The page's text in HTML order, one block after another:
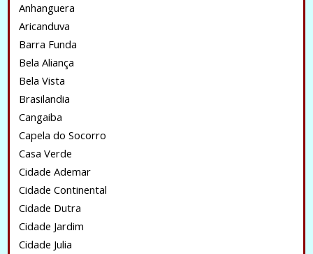
Anhanguera
Aricanduva
Barra Funda
Bela Aliança
Bela Vista
Brasilandia
Cangaiba
Capela do Socorro
Casa Verde
Cidade Ademar
Cidade Continental
Cidade Dutra
Cidade Jardim
Cidade Julia